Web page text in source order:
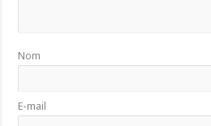
Nom
E-mail